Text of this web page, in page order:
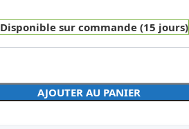
Disponible sur commande (15 jours)
AJOUTER AU PANIER